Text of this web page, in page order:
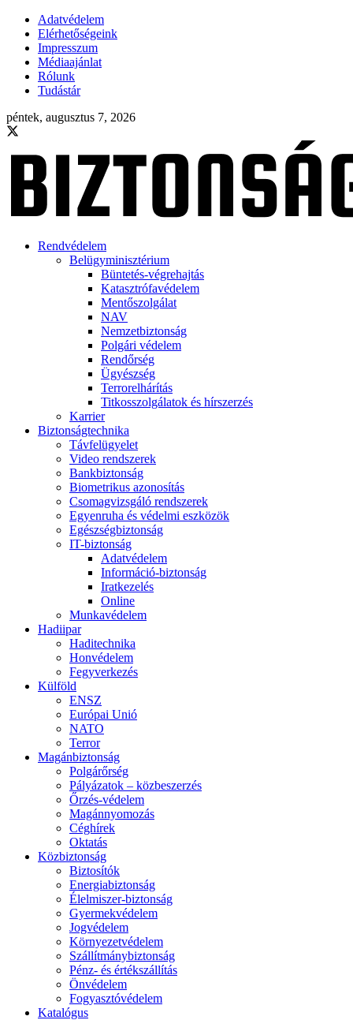
Adatvédelem
Elérhetőségeink
Impresszum
Médiaajánlat
Rólunk
Tudástár
péntek, augusztus 7, 2026
Rendvédelem
Belügyminisztérium
Büntetés-végrehajtás
Katasztrófavédelem
Mentőszolgálat
NAV
Nemzetbiztonság
Polgári védelem
Rendőrség
Ügyészség
Terrorelhárítás
Titkosszolgálatok és hírszerzés
Karrier
Biztonságtechnika
Távfelügyelet
Video rendszerek
Bankbiztonság
Biometrikus azonosítás
Csomagvizsgáló rendszerek
Egyenruha és védelmi eszközök
Egészségbiztonság
IT-biztonság
Adatvédelem
Információ-biztonság
Iratkezelés
Online
Munkavédelem
Hadiipar
Haditechnika
Honvédelem
Fegyverkezés
Külföld
ENSZ
Európai Unió
NATO
Terror
Magánbiztonság
Polgárőrség
Pályázatok – közbeszerzés
Őrzés-védelem
Magánnyomozás
Céghírek
Oktatás
Közbiztonság
Biztosítók
Energiabiztonság
Élelmiszer-biztonság
Gyermekvédelem
Jogvédelem
Környezetvédelem
Szállítmánybiztonság
Pénz- és értékszállítás
Önvédelem
Fogyasztóvédelem
Katalógus